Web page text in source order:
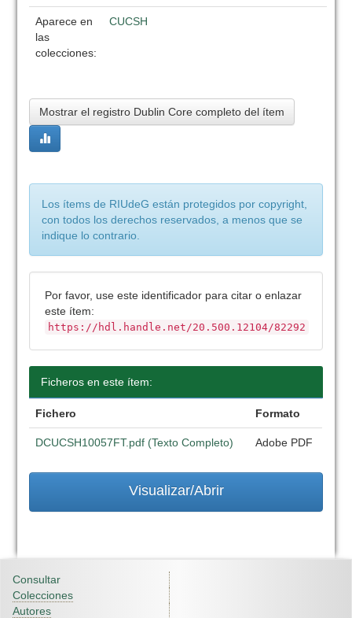
Aparece en
las
colecciones:
CUCSH
Mostrar el registro Dublin Core completo del ítem
Los ítems de RIUdeG están protegidos por copyright,
con todos los derechos reservados, a menos que se
indique lo contrario.
Por favor, use este identificador para citar o enlazar
este ítem:
https://hdl.handle.net/20.500.12104/82292
Ficheros en este ítem:
Fichero Formato
DCUCSH10057FT.pdf (Texto Completo) Adobe PDF
Visualizar/Abrir
Consultar
Colecciones
Autores